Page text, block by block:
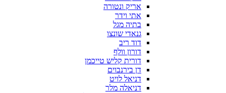
אריק ונטורה
אתי וידר
בתיה מגל
גנאדי שונצו
דוד ריב
דורון וולף
דורית קליש טייכמן
דן בירנבוים
דניאל לויט
דניאלה מלר